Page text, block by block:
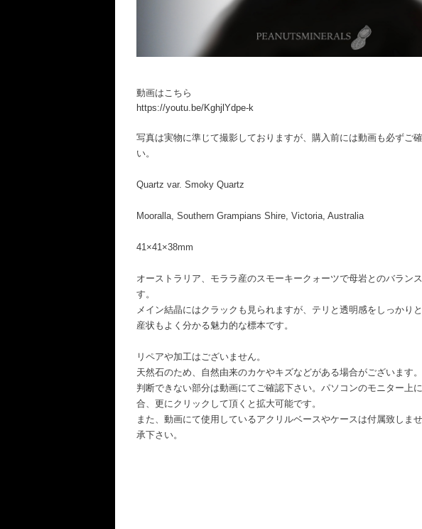
動画はこちら
https://youtu.be/KghjlYdpe-k
写真は実物に準じて撮影しておりますが、購入前には動画も必ずご
い。
Quartz var. Smoky Quartz
Mooralla, Southern Grampians Shire, Victoria, Australia
41×41×38mm
オーストラリア、モララ産のスモーキークォーツで母岩とのバラン
す。
メイン結晶にはクラックも見られますが、テリと透明感をしっかり
産状もよく分かる魅力的な標本です。
リペアや加工はございません。
天然石のため、自然由来のカケやキズなどがある場合がございます
判断できない部分は動画にてご確認下さい。パソコンのモニター上
合、更にクリックして頂くと拡大可能です。
また、動画にて使用しているアクリルベースやケースは付属致しま
承下さい。